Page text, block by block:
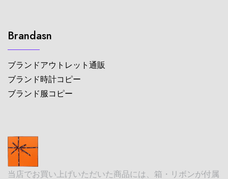
Brandasn
ブランドアウトレット通販
ブランド時計コピー
ブランド服コピー
当店でお買い上げいただいた商品には、箱・リボンが付属